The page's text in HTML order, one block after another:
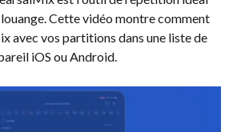
Cette vidéo montre comment
avec vos partitions dans une liste de
iOS ou Android.